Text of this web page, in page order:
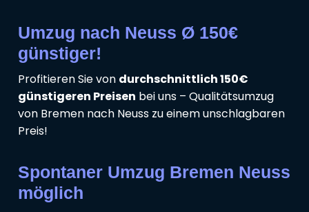
Umzug nach Neuss Ø 150€
günstiger!
Profitieren Sie von durchschnittlich 150€
günstigeren Preisen bei uns – Qualitätsumzug
von Bremen nach Neuss zu einem unschlagbaren
Preis!
Spontaner Umzug Bremen Neuss
möglich